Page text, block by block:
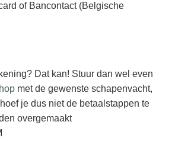
of Bancontact (Belgische
Dat kan! Stuur dan wel even
met de gewenste schapenvacht,
je dus niet de betaalstappen te
overgemaakt